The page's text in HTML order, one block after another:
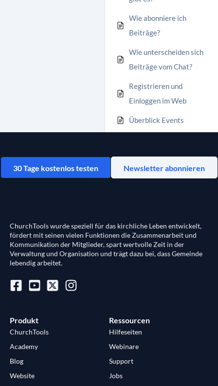
Wie abonniere ich
Beiträge?
Wie unterscheiden sich
Beiträge vom Chat?
Registrieren und
Einloggen im Web
Überblick Events
30 Tage kostenlos testen Newsletter abonnieren
ChurchTools wurde speziell für das kirchliche Leben entwickelt,
fördert mit seinen vielen Funktionen die Zusammenarbeit und
Kommunikation der Mitglieder, spart wertvolle Zeit in der
Verwaltung und Organisation und trägt dazu bei, dass Gemeinde
lebendig arbeitet.
Produkt
ChurchTools
Academy
Blog
Website
Ressourcen
Hilfeseiten
Webinare
Support
Jobs